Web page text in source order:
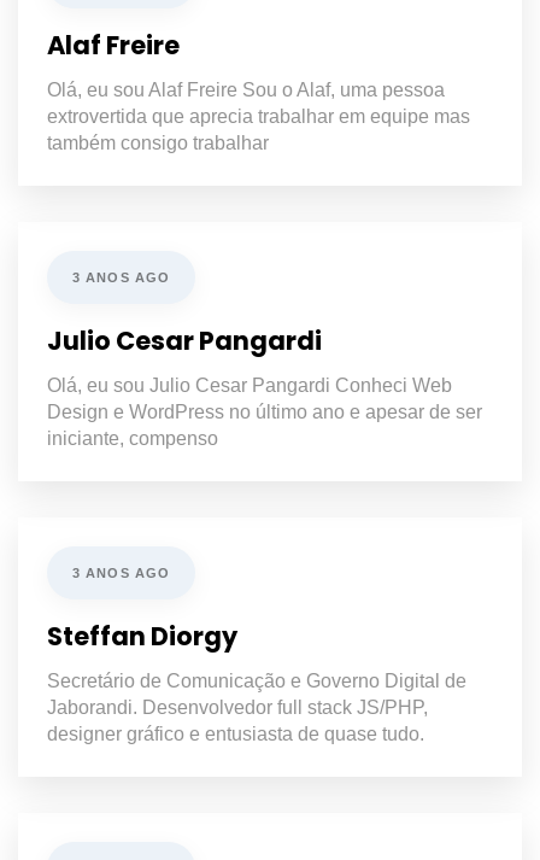
Alaf Freire
Olá, eu sou Alaf Freire Sou o Alaf, uma pessoa
extrovertida que aprecia trabalhar em equipe mas
também consigo trabalhar
3 ANOS AGO
Julio Cesar Pangardi
Olá, eu sou Julio Cesar Pangardi Conheci Web
Design e WordPress no último ano e apesar de ser
iniciante, compenso
3 ANOS AGO
Steffan Diorgy
Secretário de Comunicação e Governo Digital de
Jaborandi. Desenvolvedor full stack JS/PHP,
designer gráfico e entusiasta de quase tudo.